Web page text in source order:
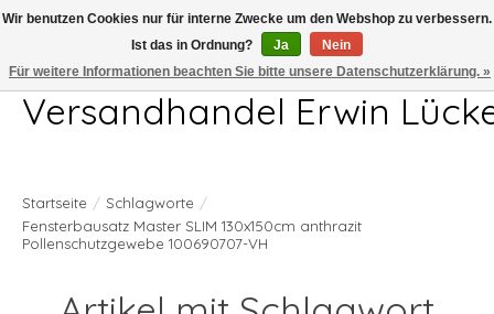
Telefon 04407 715872 MO-DO 7.00-17.00Uhr FR 7.00-13.00Uhr
Versandhandel Erwin
Startseite / Schlagworte /
Fensterbausatz Master SLIM 130x150cm anthrazit
Pollenschutzgewebe 100690707-VH
Wir benutzen Cookies nur für interne Zwecke um den Webshop zu verbessern.
Ist das in Ordnung?
Ja
Nein
Für weitere Informationen beachten Sie bitte unsere Datenschutzerklärung. »